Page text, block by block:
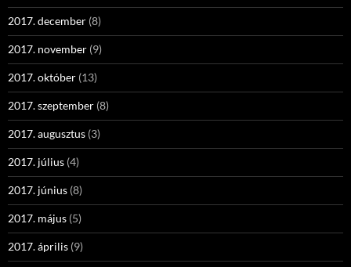
2017. december (8)
2017. november (9)
2017. október (13)
2017. szeptember (8)
2017. augusztus (3)
2017. július (4)
2017. június (8)
2017. május (5)
2017. április (9)